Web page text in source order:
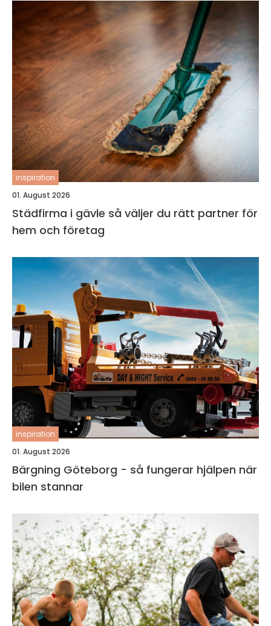
inspiration
01. August 2026
Städfirma i gävle så väljer du rätt partner för
hem och företag
inspiration
01. August 2026
Bärgning Göteborg - så fungerar hjälpen när
bilen stannar